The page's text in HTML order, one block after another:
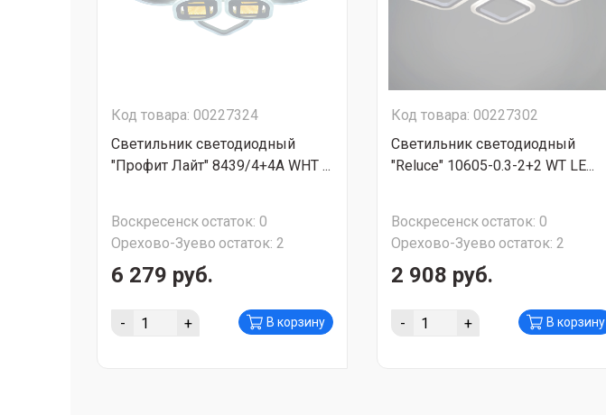
Код товара: 00227324
Светильник светодиодный
"Профит Лайт" 8439/4+4A WHT ...
Воскресенскостаток: 0
Орехово-Зуево остаток: 2
6 279 руб.
- + В корзину
Код товара: 00227302
Светильник светодиодный
"Reluce" 10605-0.3-2+2 WT LE...
Воскресенскостаток: 0
Орехово-Зуево остаток: 2
2 908 руб.
- + В корзину